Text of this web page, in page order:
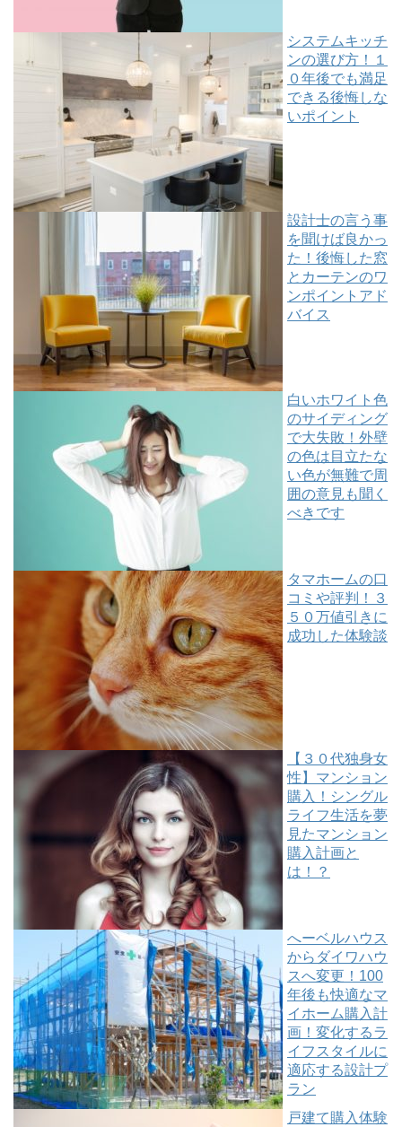
システムキッチ
ンの選び方！１
０年後でも満足
できる後悔しな
いポイント
設計士の言う事
を聞けば良かっ
た！後悔した窓
とカーテンのワ
ンポイントアド
バイス
白いホワイト色
のサイディング
で大失敗！外壁
の色は目立たな
い色が無難で周
囲の意見も聞く
べきです
タマホームの口
コミや評判！３
５０万値引きに
成功した体験談
【３０代独身女
性】マンション
購入！シングル
ライフ生活を夢
見たマンション
購入計画と
は！？
へーベルハウス
からダイワハウ
スへ変更！100
年後も快適なマ
イホーム購入計
画！変化するラ
イフスタイルに
適応する設計プ
ラン
戸建て購入体験